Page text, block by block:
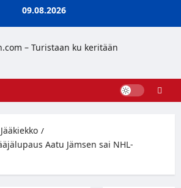
09.08.2026
Jääkiekko
Aatu Jämsen sai NHL-